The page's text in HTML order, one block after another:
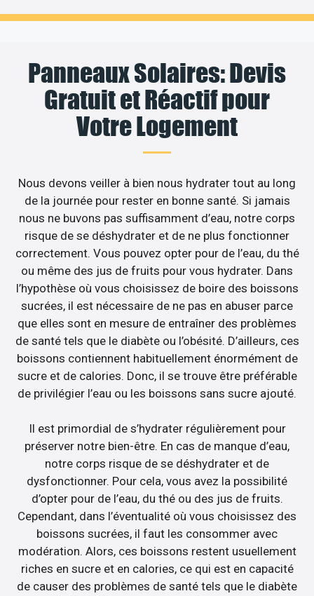
Panneaux Solaires: Devis
Gratuit et Réactif pour
Votre Logement
Nous devons veiller à bien nous hydrater tout au long
de la journée pour rester en bonne santé. Si jamais
nous ne buvons pas suffisamment d’eau, notre corps
risque de se déshydrater et de ne plus fonctionner
correctement. Vous pouvez opter pour de l’eau, du thé
ou même des jus de fruits pour vous hydrater. Dans
l’hypothèse où vous choisissez de boire des boissons
sucrées, il est nécessaire de ne pas en abuser parce
que elles sont en mesure de entraîner des problèmes
de santé tels que le diabète ou l’obésité. D’ailleurs, ces
boissons contiennent habituellement énormément de
sucre et de calories. Donc, il se trouve être préférable
de privilégier l’eau ou les boissons sans sucre ajouté.
Il est primordial de s’hydrater régulièrement pour
préserver notre bien-être. En cas de manque d’eau,
notre corps risque de se déshydrater et de
dysfonctionner. Pour cela, vous avez la possibilité
d’opter pour de l’eau, du thé ou des jus de fruits.
Cependant, dans l’éventualité où vous choisissez des
boissons sucrées, il faut les consommer avec
modération. Alors, ces boissons restent usuellement
riches en sucre et en calories, ce qui est en capacité
de causer des problèmes de santé tels que le diabète